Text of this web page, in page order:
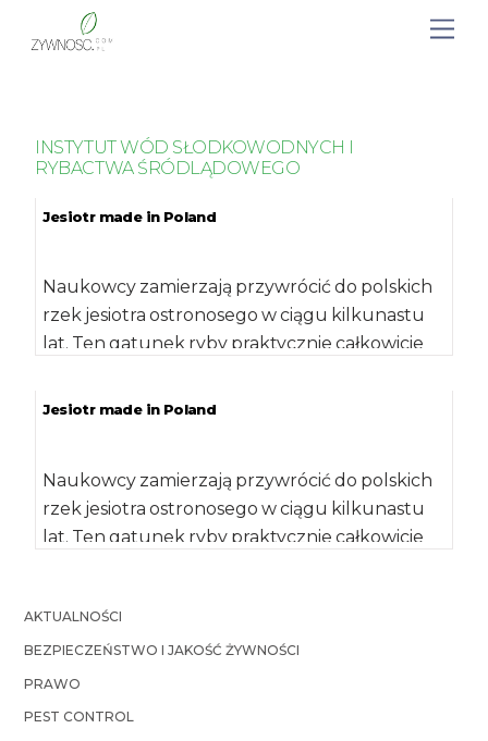
INSTYTUT WÓD SŁODKOWODNYCH I
RYBACTWA ŚRÓDLĄDOWEGO
Jesiotr made in Poland
Naukowcy zamierzają przywrócić do polskich
rzek jesiotra ostronosego w ciągu kilkunastu
lat. Ten gatunek ryby praktycznie całkowicie
Jesiotr made in Poland
Naukowcy zamierzają przywrócić do polskich
rzek jesiotra ostronosego w ciągu kilkunastu
lat. Ten gatunek ryby praktycznie całkowicie
AKTUALNOŚCI
BEZPIECZEŃSTWO I JAKOŚĆ ŻYWNOŚCI
PRAWO
PEST CONTROL